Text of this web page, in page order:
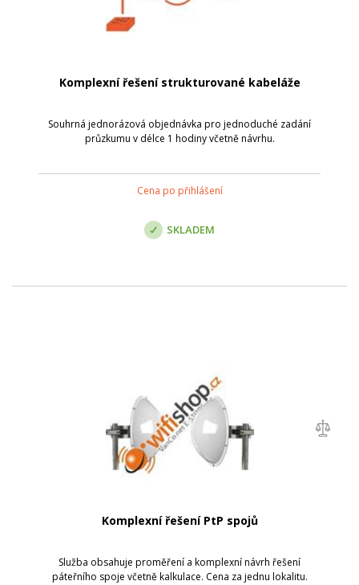
Komplexní řešení strukturované kabeláže
Souhrná jednorázová objednávka pro jednoduché zadání
průzkumu v délce 1 hodiny včetně návrhu.
Cena po přihlášení
SKLADEM
Komplexní řešení PtP spojů
Služba obsahuje proměření a komplexní návrh řešení
páteřního spoje včetně kalkulace. Cena za jednu lokalitu.